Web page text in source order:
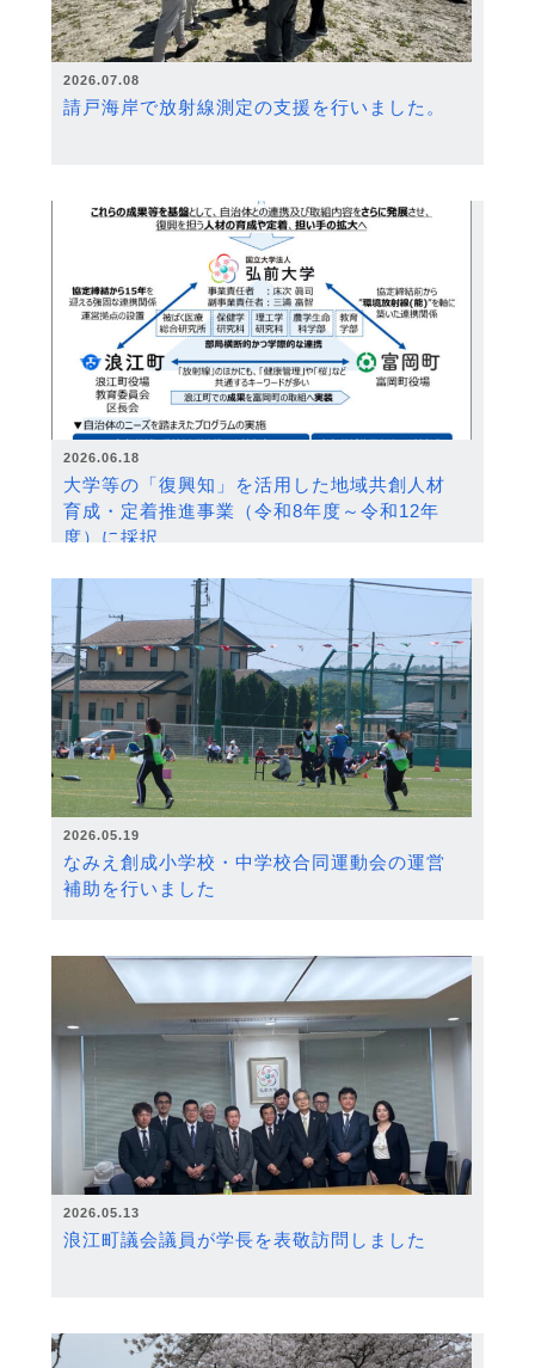
2026.07.08
請戸海岸で放射線測定の支援を行いました。
2026.06.18
大学等の「復興知」を活用した地域共創人材
育成・定着推進事業（令和8年度～令和12年
度）に採択
2026.05.19
なみえ創成小学校・中学校合同運動会の運営
補助を行いました
2026.05.13
浪江町議会議員が学長を表敬訪問しました